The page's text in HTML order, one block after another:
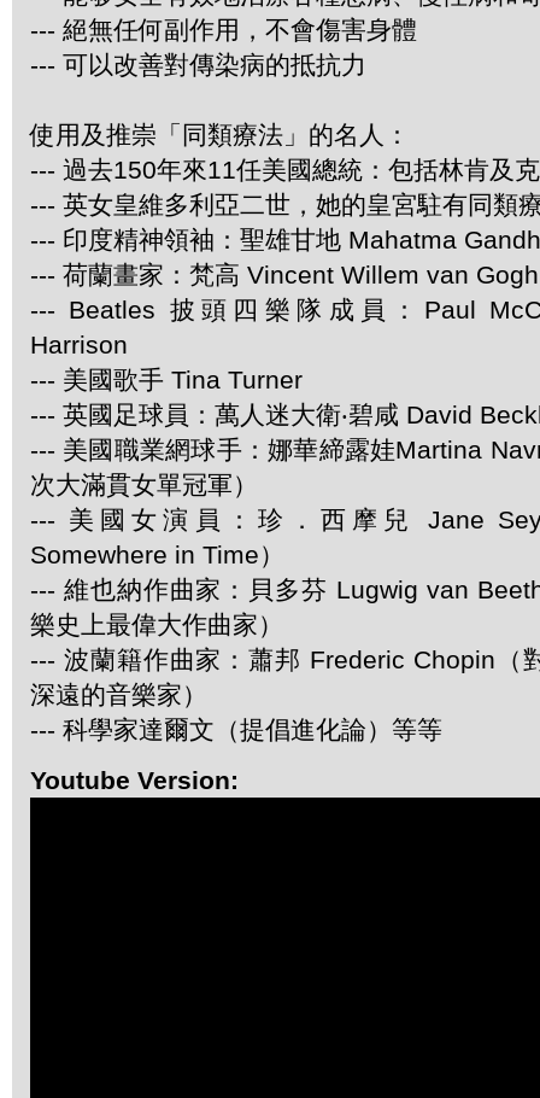
--- 絕無任何副作用，不會傷害身體
--- 可以改善對傳染病的抵抗力
使用及推崇「同類療法」的名人：
--- 過去150年來11任美國總統：包括林肯及
--- 英女皇維多利亞二世，她的皇宮駐有同類
--- 印度精神領袖：聖雄甘地 Mahatma
--- 荷蘭畫家：梵高 Vincent Willem van Gogh
--- Beatles 披頭四樂隊成員：Paul
Harrison
--- 美國歌手 Tina Turner
--- 英國足球員：萬人迷大衛‧碧咸 David
--- 美國職業網球手：娜華締露娃Martina
次大滿貫女單冠軍）
--- 美國女演員：珍．西摩兒 Jane
Somewhere in Time）
--- 維也納作曲家：貝多芬 Lugwig van
樂史上最偉大作曲家）
--- 波蘭籍作曲家：蕭邦 Frederic Chopin（
深遠的音樂家）
--- 科學家達爾文（提倡進化論）等等
Youtube Version: